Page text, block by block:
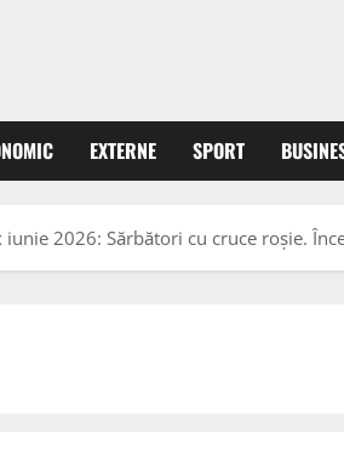
EXTERNE SPORT
iunie 2026: Sărbători cu cruce roșie.